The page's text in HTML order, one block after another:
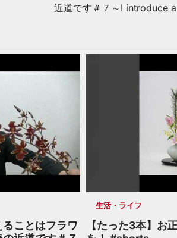
近道です＃７～I introduce
ことはフラワ
生活・ライフ
【たった3本】お